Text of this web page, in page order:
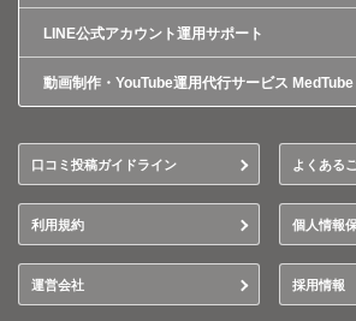
LINE公式アカウント運用サポート
動画制作・YouTube運用代行サービス MedTube
口コミ投稿ガイドライン よくある
利用規約 個人情報
運営会社 採用情報